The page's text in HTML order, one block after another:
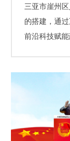
三亚市崖州
的搭建，通
前沿科技赋